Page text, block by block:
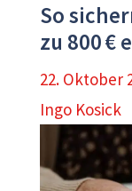
So
zu 800 €
22. Oktober
Ingo Kosick